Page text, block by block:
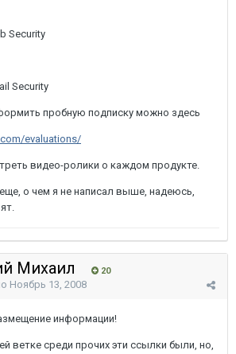
Security
Security
пробную подписку можно здесь
evaluations/
видео-ролики о каждом продукте.
еще, о чем я не написал выше, надеюсь,
Михаил 20
Ноябрь 13, 2008
информации!
ветке среди прочих эти ссылки были, но,